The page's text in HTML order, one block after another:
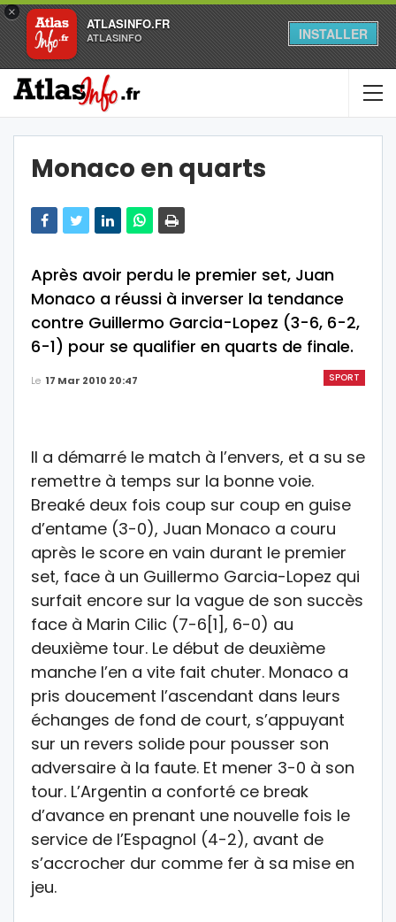
×
ATLASINFO.FR
ATLASINFO INSTALLER
Monaco en quarts
Après avoir perdu le premier set, Juan
Monaco a réussi à inverser la tendance
contre Guillermo Garcia-Lopez (3-6, 6-2,
6-1) pour se qualifier en quarts de finale.
SPORT
Le 17 Mar 2010 20:47
Il a démarré le match à l’envers, et a su se
remettre à temps sur la bonne voie.
Breaké deux fois coup sur coup en guise
d’entame (3-0), Juan Monaco a couru
après le score en vain durant le premier
set, face à un Guillermo Garcia-Lopez qui
surfait encore sur la vague de son succès
face à Marin Cilic (7-6[1], 6-0) au
deuxième tour. Le début de deuxième
manche l’en a vite fait chuter. Monaco a
pris doucement l’ascendant dans leurs
échanges de fond de court, s’appuyant
sur un revers solide pour pousser son
adversaire à la faute. Et mener 3-0 à son
tour. L’Argentin a conforté ce break
d’avance en prenant une nouvelle fois le
service de l’Espagnol (4-2), avant de
s’accrocher dur comme fer à sa mise en
jeu.